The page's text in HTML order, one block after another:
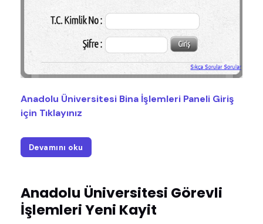
Anadolu Üniversitesi Bina İşlemleri Paneli Giriş
için Tıklayınız
Devamını oku
Anadolu Üniversitesi Görevli
İşlemleri Yeni Kayit